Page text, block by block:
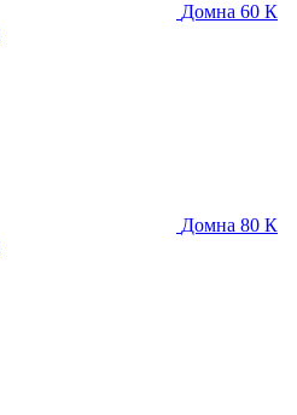
Домна 60 К
Домна 80 К